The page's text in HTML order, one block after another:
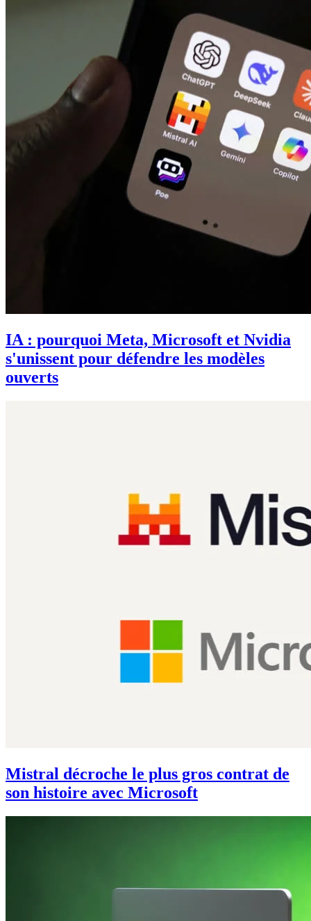
IA : pourquoi Meta, Microsoft et Nvidia
s'unissent pour défendre les modèles
ouverts
Mistral décroche le plus gros contrat de
son histoire avec Microsoft